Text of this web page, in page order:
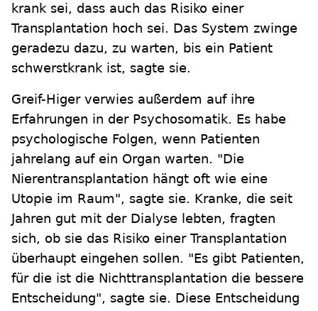
krank sei, dass auch das Risiko einer
Transplantation hoch sei. Das System zwinge
geradezu dazu, zu warten, bis ein Patient
schwerstkrank ist, sagte sie.
Greif-Higer verwies außerdem auf ihre
Erfahrungen in der Psychosomatik. Es habe
psychologische Folgen, wenn Patienten
jahrelang auf ein Organ warten. "Die
Nierentransplantation hängt oft wie eine
Utopie im Raum", sagte sie. Kranke, die seit
Jahren gut mit der Dialyse lebten, fragten
sich, ob sie das Risiko einer Transplantation
überhaupt eingehen sollen. "Es gibt Patienten,
für die ist die Nichttransplantation die bessere
Entscheidung", sagte sie. Diese Entscheidung